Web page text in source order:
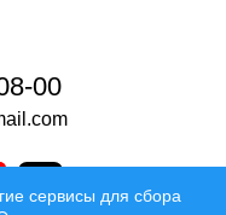
00
сервисы для сбора